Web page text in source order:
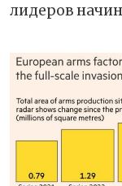
лидеров